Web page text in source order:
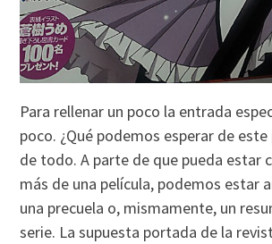
Para rellenar un poco la entrada
poco. ¿Qué podemos esperar de
de todo. A parte de que pueda estar
más de una película, podemos estar
una precuela o, mismamente, un
serie. La supuesta portada de la